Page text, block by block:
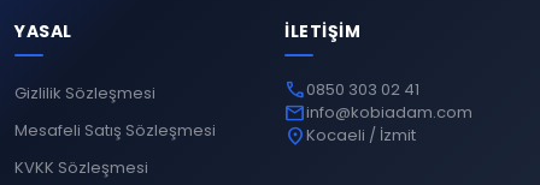
YASAL
Gizlilik Sözleşmesi
Mesafeli Satış Sözleşmesi
KVKK Sözleşmesi
İLETIŞIM
phone0850 303 02 41
mailinfo@kobiadam.com
location_on Kocaeli / İzmit